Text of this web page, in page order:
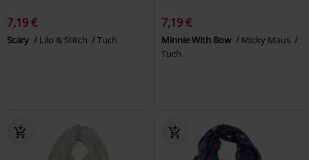
7,19 €
Scary Lilo & Stitch Tuch
7,19 €
Minnie With Bow
Micky Maus
Tuch